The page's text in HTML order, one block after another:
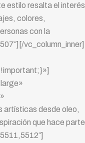
estilo resalta el interés
colores,
con la
vc_column_inner]
artísticas desde oleo,
que hace parte